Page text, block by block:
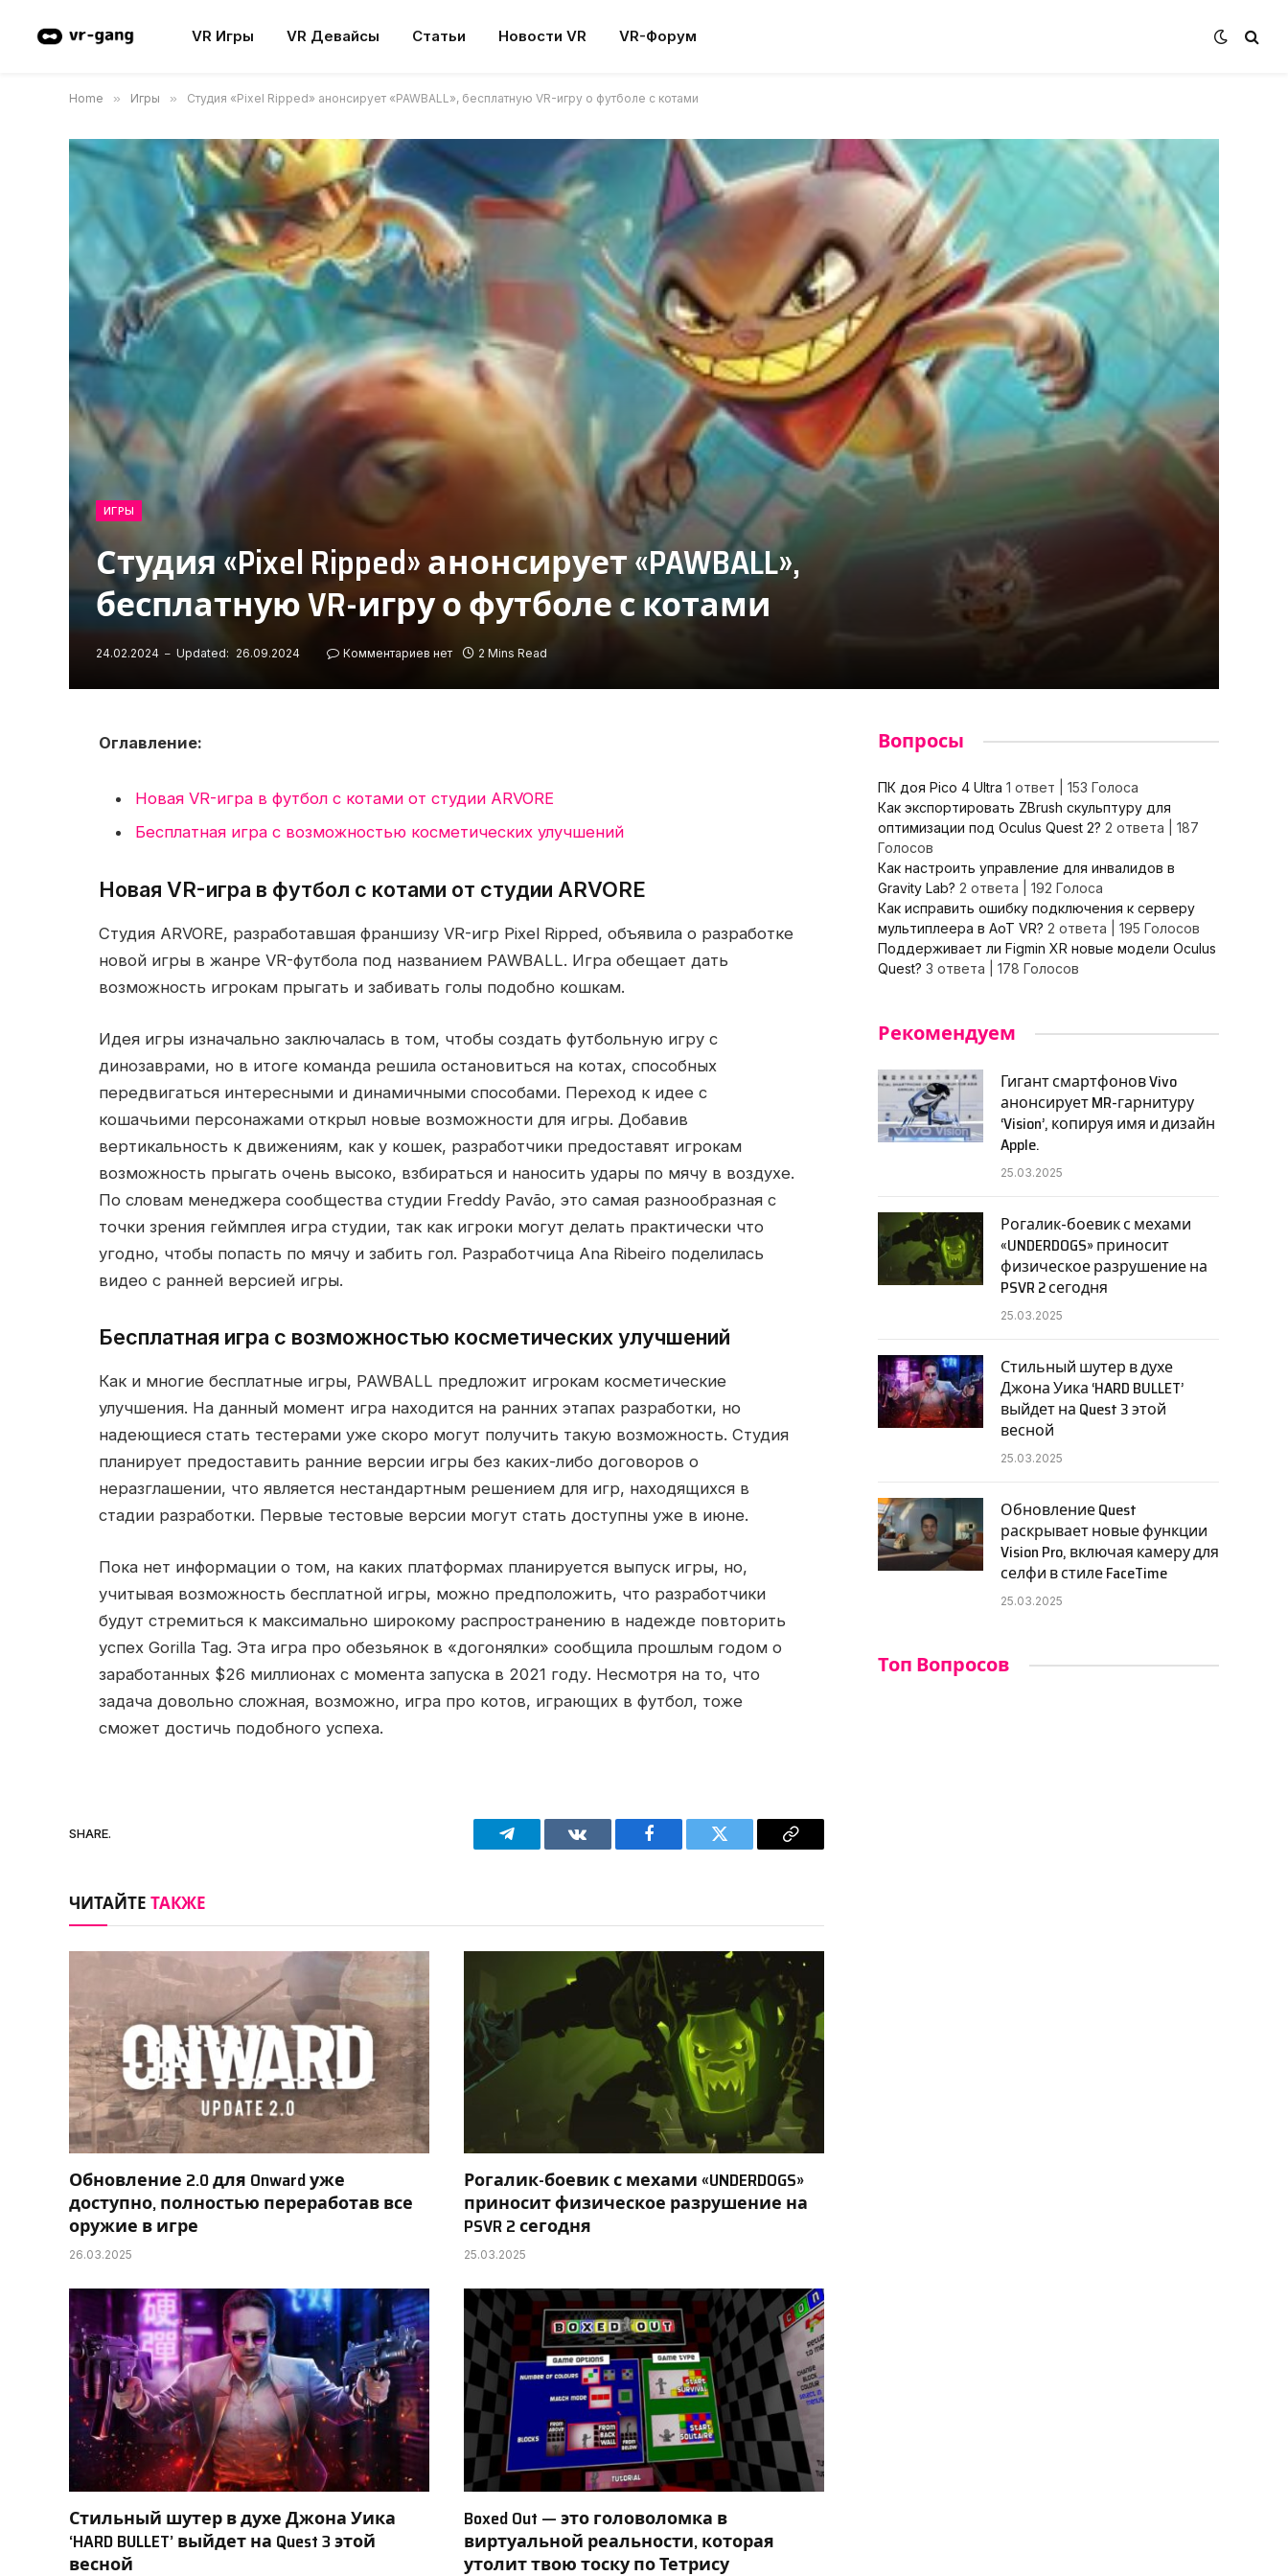
VR Игры VR Девайсы Статьи Новости VR VR-Форум
Home » Игры » Студия «Pixel Ripped» анонсирует «PAWBALL», бесплатную VR-игру о футболе с котами
ИГРЫ
Студия «Pixel Ripped» анонсирует «PAWBALL»,
бесплатную VR-игру о футболе с котами
24.02.2024 Updated: 26.09.2024 Комментариев нет 2 Mins Read
Оглавление:
Новая VR-игра в футбол с котами от студии ARVORE
Бесплатная игра с возможностью косметических улучшений
Новая VR-игра в футбол с котами от студии ARVORE
Студия ARVORE, разработавшая франшизу VR-игр Pixel Ripped, объявила о разработке
новой игры в жанре VR-футбола под названием PAWBALL. Игра обещает дать
возможность игрокам прыгать и забивать голы подобно кошкам.
Идея игры изначально заключалась в том, чтобы создать футбольную игру с
динозаврами, но в итоге команда решила остановиться на котах, способных
передвигаться интересными и динамичными способами. Переход к идее с
кошачьими персонажами открыл новые возможности для игры. Добавив
вертикальность к движениям, как у кошек, разработчики предоставят игрокам
возможность прыгать очень высоко, взбираться и наносить удары по мячу в воздухе.
По словам менеджера сообщества студии Freddy Pavão, это самая разнообразная с
точки зрения геймплея игра студии, так как игроки могут делать практически что
угодно, чтобы попасть по мячу и забить гол. Разработчица Ana Ribeiro поделилась
видео с ранней версией игры.
Бесплатная игра с возможностью косметических улучшений
Как и многие бесплатные игры, PAWBALL предложит игрокам косметические
улучшения. На данный момент игра находится на ранних этапах разработки, но
надеющиеся стать тестерами уже скоро могут получить такую возможность. Студия
планирует предоставить ранние версии игры без каких-либо договоров о
неразглашении, что является нестандартным решением для игр, находящихся в
стадии разработки. Первые тестовые версии могут стать доступны уже в июне.
Пока нет информации о том, на каких платформах планируется выпуск игры, но,
учитывая возможность бесплатной игры, можно предположить, что разработчики
будут стремиться к максимально широкому распространению в надежде повторить
успех Gorilla Tag. Эта игра про обезьянок в «догонялки» сообщила прошлым годом о
заработанных $26 миллионах с момента запуска в 2021 году. Несмотря на то, что
задача довольно сложная, возможно, игра про котов, играющих в футбол, тоже
сможет достичь подобного успеха.
SHARE.
Telegram VKontakteFacebook Twitter
Copy
ЧИТАЙТЕТАКЖЕ
Обновление 2.0 для Onward уже
доступно, полностью переработав все
оружие в игре
26.03.2025
Рогалик-боевик с мехами «UNDERDOGS»
приносит физическое разрушение на
PSVR 2 сегодня
25.03.2025
Стильный шутер в духе Джона Уика
‘HARD BULLET’ выйдет на Quest 3 этой
весной
Boxed Out — это головоломка в
виртуальной реальности, которая
утолит твою тоску по Тетрису
Вопросы
ПК доя Pico 4 Ultra 1 ответ
153 Голоса
Как экспортировать ZBrush скульптуру для
оптимизации под Oculus Quest 2? 2 ответа
187
Голосов
Как настроить управление для инвалидов в
Gravity Lab? 2 ответа
192 Голоса
Как исправить ошибку подключения к серверу
мультиплеера в AoT VR? 2 ответа
195 Голосов
Поддерживает ли Figmin XR новые модели Oculus
Quest? 3 ответа 178 Голосов
Рекомендуем
Гигант смартфонов Vivo
анонсирует MR-гарнитуру
‘Vision’, копируя имя и дизайн
Apple.
25.03.2025
Рогалик-боевик с мехами
«UNDERDOGS» приносит
физическое разрушение на
PSVR 2 сегодня
25.03.2025
Стильный шутер в духе
Джона Уика ‘HARD BULLET’
выйдет на Quest 3 этой
весной
25.03.2025
Обновление Quest
раскрывает новые функции
Vision Pro, включая камеру для
селфи в стиле FaceTime
25.03.2025
Топ Вопросов